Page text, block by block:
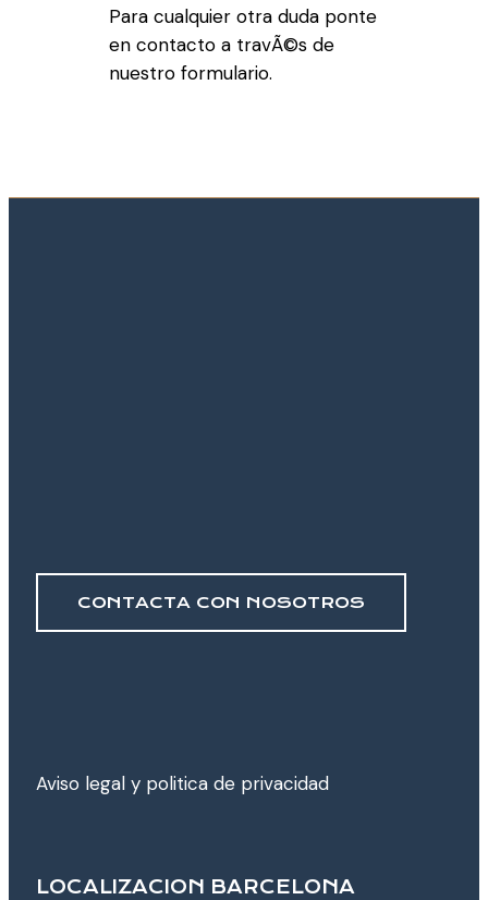
Para cualquier otra duda ponte
en contacto a travÃ©s de
nuestro formulario.
CONTACTA CON NOSOTROS
Aviso legal y poli­tica de privacidad
LOCALIZACION BARCELONA